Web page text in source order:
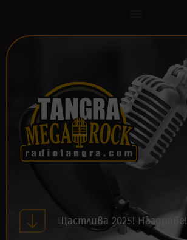
Щастлива 2025! Наздраве!